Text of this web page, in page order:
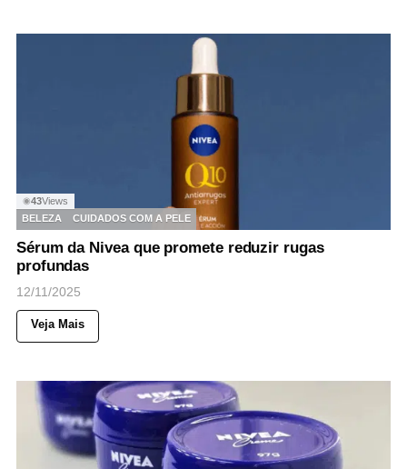
◉43Views
BELEZA
CUIDADOS COM A PELE
Sérum da Nivea que promete reduzir rugas
profundas
12/11/2025
Veja Mais